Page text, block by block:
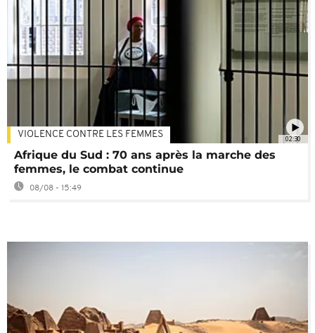
02:30
VIOLENCE CONTRE LES FEMMES
Afrique du Sud : 70 ans après la marche des
femmes, le combat continue
08/08 - 15:49